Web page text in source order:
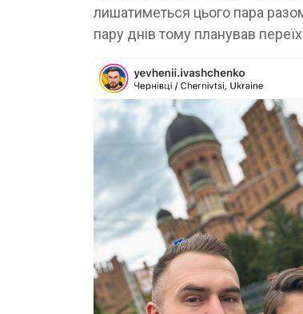
лишатиметься цього пара
пару днів тому планував